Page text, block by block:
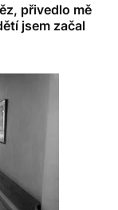
přivedlo mě
jsem začal